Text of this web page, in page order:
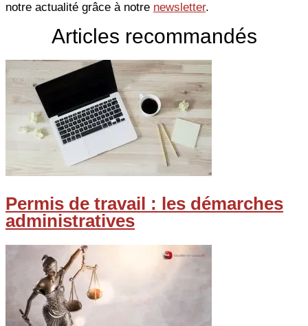
notre actualité grâce à notre newsletter.
Articles recommandés
Permis de travail : les démarches
administratives